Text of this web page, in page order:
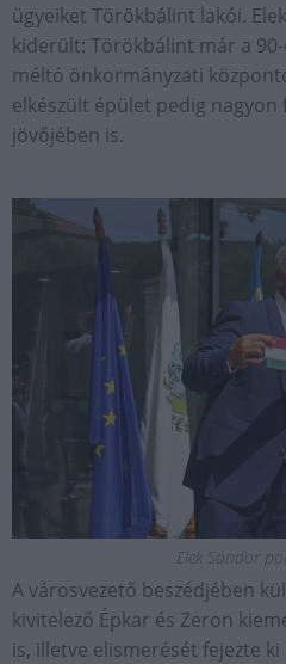
ügyeiket Törökbálint lakói.
kiderült: Törökbálint már a
méltó önkormányzati
elkészült épület pedig nagyon
jövőjében is.
Elek Sándor
A városvezető beszédjében
kivitelező Épkar és Zeron
is, illetve elismerését fejezte